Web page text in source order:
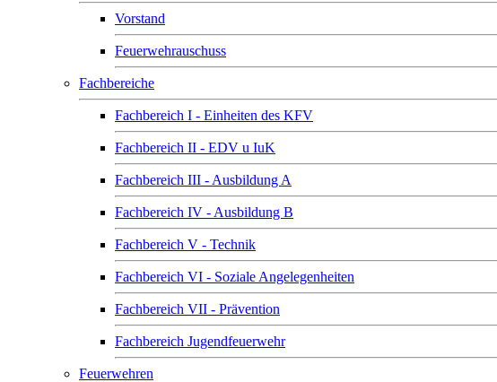
Vorstand
Feuerwehrauschuss
Fachbereiche
Fachbereich I - Einheiten des KFV
Fachbereich II - EDV u IuK
Fachbereich III - Ausbildung A
Fachbereich IV - Ausbildung B
Fachbereich V - Technik
Fachbereich VI - Soziale Angelegenheiten
Fachbereich VII - Prävention
Fachbereich Jugendfeuerwehr
Feuerwehren